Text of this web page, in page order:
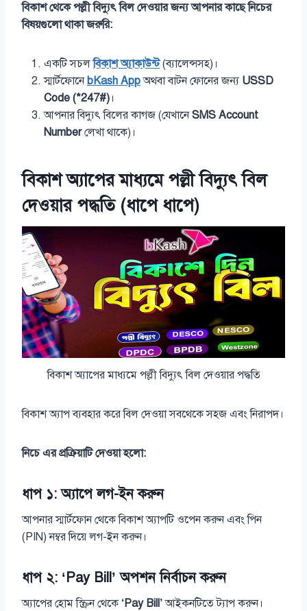
বিকাশ থেকে পল্লী বিদ্যুৎ বিল দেওয়ার জন্য আপনার কাছে নিচের
বিষয়গুলো থাকা জরুরি:
একটি সচলবিকাশ অ্যাকাউন্ট(ব্যালেন্সসহ)।
স্মার্টফোনেbKash Appঅথবা বাটন ফোনের জন্য USSD
Code (*247#) ।
আপনার বিদ্যুৎ বিলের কাগজ (যেখানেSMS Account
Numberলেখা থাকে)।
বিকাশ অ্যাপের মাধ্যমে পল্লী বিদ্যুৎ বিল
দেওয়ার পদ্ধতি (ধাপে ধাপে)
বিকাশ অ্যাপের মাধ্যমে পল্লী বিদ্যুৎ বিল দেওয়ার পদ্ধতি
বিকাশ অ্যাপ ব্যবহার করে বিল দেওয়া সবথেকে সহজ এবং নিরাপদ।
নিচে এর প্রক্রিয়াটি দেওয়া হলো:
ধাপ ১: অ্যাপে লগ-ইন করুন
আপনার স্মার্টফোন থেকে বিকাশ অ্যাপটি ওপেন করুন এবং পিন
(PIN) নম্বর দিয়ে লগ-ইন করুন।
ধাপ ২: ‘Pay Bill’ অপশন নির্বাচন করুন
অ্যাপের হোম স্ক্রিন থেকে ‘Pay Bill’আইকনটিতে ট্যাপ করুন।